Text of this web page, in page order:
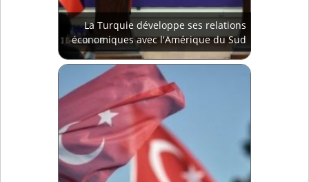
La Turquie développe ses relations
économiques avec l'Amérique du Sud